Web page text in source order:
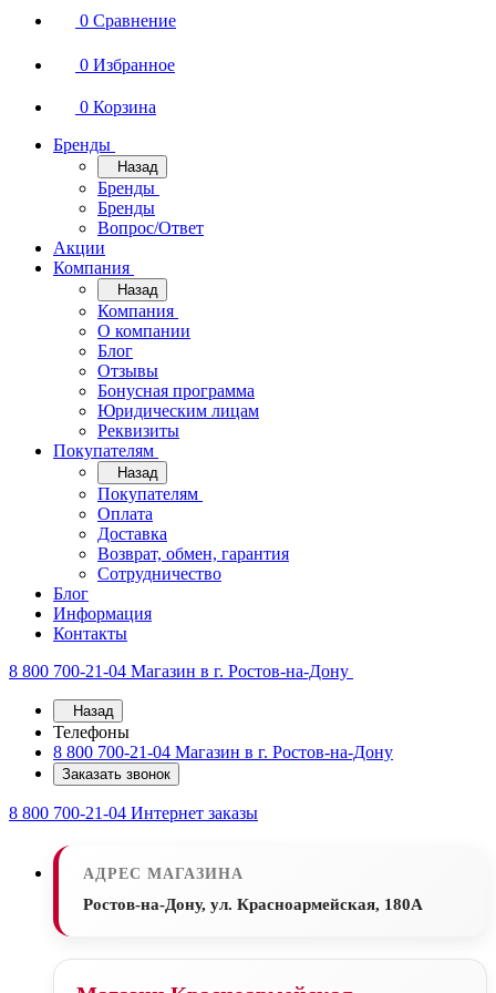
0 Сравнение
0 Избранное
0 Корзина
Бренды
Назад
Бренды
Бренды
Вопрос/Ответ
Акции
Компания
Назад
Компания
О компании
Блог
Отзывы
Бонусная программа
Юридическим лицам
Реквизиты
Покупателям
Назад
Покупателям
Оплата
Доставка
Возврат, обмен, гарантия
Сотрудничество
Блог
Информация
Контакты
8 800 700-21-04 Магазин в г. Ростов-на-Дону
Назад
Телефоны
8 800 700-21-04 Магазин в г. Ростов-на-Дону
Заказать звонок
8 800 700-21-04 Интернет заказы
АДРЕС МАГАЗИНА
Ростов-на-Дону, ул. Красноармейская, 180А